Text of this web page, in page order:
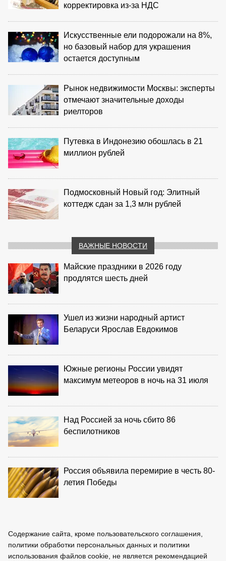
корректировка из‑за НДС
Искусственные ели подорожали на 8%,
но базовый набор для украшения
остается доступным
Рынок недвижимости Москвы: эксперты
отмечают значительные доходы
риелторов
Путевка в Индонезию обошлась в 21
миллион рублей
Подмосковный Новый год: Элитный
коттедж сдан за 1,3 млн рублей
ВАЖНЫЕ НОВОСТИ
Майские праздники в 2026 году
продлятся шесть дней
Ушел из жизни народный артист
Беларуси Ярослав Евдокимов
Южные регионы России увидят
максимум метеоров в ночь на 31 июля
Над Россией за ночь сбито 86
беспилотников
Россия объявила перемирие в честь 80-
летия Победы
Содержание сайта, кроме пользовательского соглашения,
политики обработки персональных данных и политики
использования файлов cookie, не является рекомендацией